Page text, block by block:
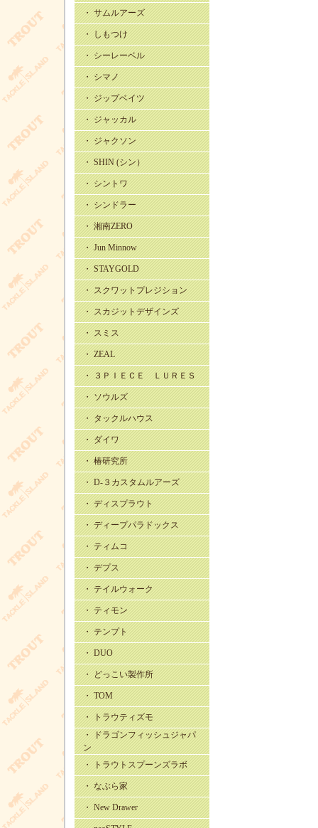
・ サムルアーズ
・ しもつけ
・ シーレーベル
・ シマノ
・ ジップベイツ
・ ジャッカル
・ ジャクソン
・ SHIN (シン）
・ シントワ
・ シンドラー
・ 湘南ZERO
・ Jun Minnow
・ STAYGOLD
・ スクワットプレジション
・ スカジットデザインズ
・ スミス
・ ZEAL
・ ３ＰＩＥＣＥ ＬＵＲＥＳ
・ ソウルズ
・ タックルハウス
・ ダイワ
・ 椿研究所
・ D-３カスタムルアーズ
・ ディスプラウト
・ ディープパラドックス
・ ティムコ
・ デプス
・ テイルウォーク
・ ティモン
・ テンプト
・ DUO
・ どっこい製作所
・ TOM
・ トラウティズモ
・ ドラゴンフィッシュジャパ
ン
・ トラウトスプーンズラボ
・ なぶら家
・ New Drawer